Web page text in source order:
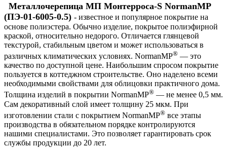
Металлочерепица МП Монтерроса-S NormanMP
(ПЭ-01-6005-0.5) - известное и популярное покрытие на
основе полиэстера. Обычно изделие, покрытое полиэфирной
краской, относительно недорого. Отличается глянцевой
текстурой, стабильным цветом и может использоваться в
различных климатических условиях. NormanMP® — это
качество по доступной цене. Наибольшим спросом покрытие
пользуется в коттеджном строительстве. Оно наделено всеми
необходимыми свойствами для облицовки практичного дома.
Толщина изделий в покрытии NormanMP® — не менее 0,5 мм.
Сам декоративный слой имеет толщину 25 мкм. При
изготовлении стали с покрытием NormanMP® все этапы
производства в обязательном порядке контролируются
нашими специалистами. Это позволяет гарантировать срок
службы продукции до 20 лет.